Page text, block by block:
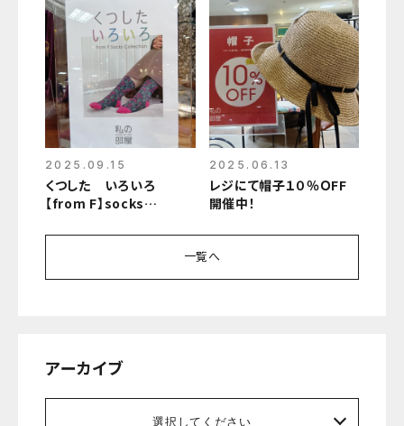
2025.09.15
くつした いろいろ
【from F】socks
2025.06.13
レジにて帽子１０％ＯFF
開催中！
一覧へ
アーカイブ
選択してください